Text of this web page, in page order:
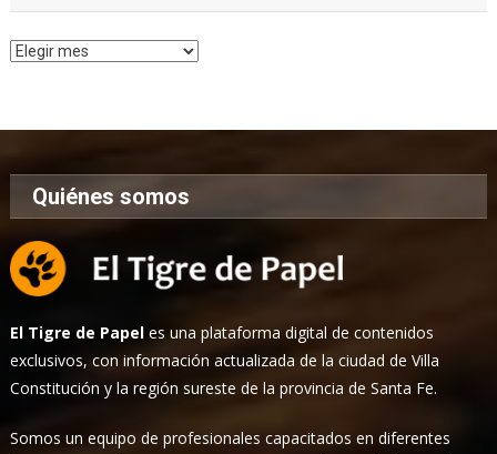
Archivo
Quiénes somos
El Tigre de Papel es una plataforma digital de contenidos
exclusivos, con información actualizada de la ciudad de Villa
Constitución y la región sureste de la provincia de Santa Fe.
Somos un equipo de profesionales capacitados en diferentes